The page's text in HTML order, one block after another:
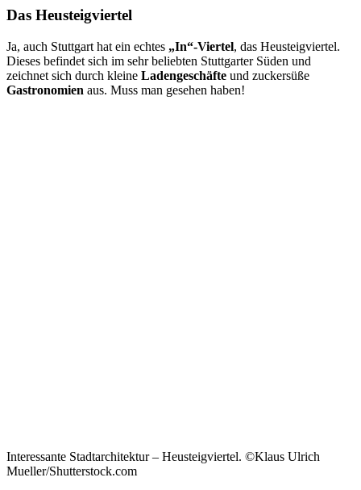
Das Heusteigviertel
Ja, auch Stuttgart hat ein echtes „In“-Viertel, das Heusteigviertel.
Dieses befindet sich im sehr beliebten Stuttgarter Süden und
zeichnet sich durch kleine Ladengeschäfte und zuckersüße
Gastronomien aus. Muss man gesehen haben!
Interessante Stadtarchitektur – Heusteigviertel. ©Klaus Ulrich
Mueller/Shutterstock.com